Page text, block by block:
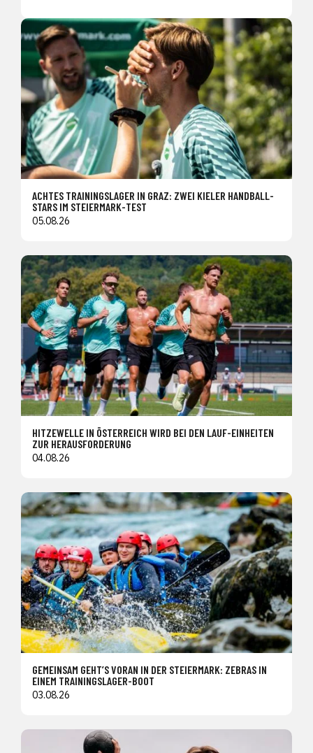
ACHTES TRAININGSLAGER IN GRAZ: ZWEI KIELER HANDBALL-
STARS IM STEIERMARK-TEST
05.08.26
HITZEWELLE IN ÖSTERREICH WIRD BEI DEN LAUF-EINHEITEN
ZUR HERAUSFORDERUNG
04.08.26
GEMEINSAM GEHT’S VORAN IN DER STEIERMARK: ZEBRAS IN
EINEM TRAININGSLAGER-BOOT
03.08.26